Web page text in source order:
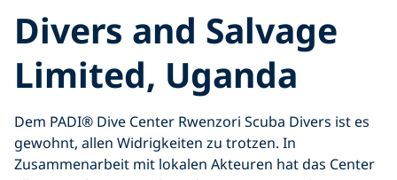
Divers and Salvage
Limited, Uganda
Dem PADI® Dive Center Rwenzori Scuba Divers ist es
gewohnt, allen Widrigkeiten zu trotzen. In
Zusammenarbeit mit lokalen Akteuren hat das Center